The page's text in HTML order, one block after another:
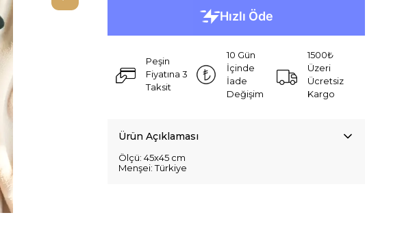
Peşin
Fiyatına 3
Taksit
10 Gün
İçinde
İade
Değişim
1500₺
Üzeri
Ücretsiz
Kargo
Ürün Açıklaması
Ölçü: 45x45 cm
Menşei: Türkiye